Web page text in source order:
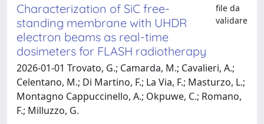
Characterization of SiC free-
standing membrane with UHDR
electron beams as real-time
dosimeters for FLASH radiotherapy
file da
validare
2026-01-01 Trovato, G.; Camarda, M.; Cavalieri, A.;
Celentano, M.; Di Martino, F.; La Via, F.; Masturzo, L.;
Montagno Cappuccinello, A.; Okpuwe, C.; Romano,
F.; Milluzzo, G.